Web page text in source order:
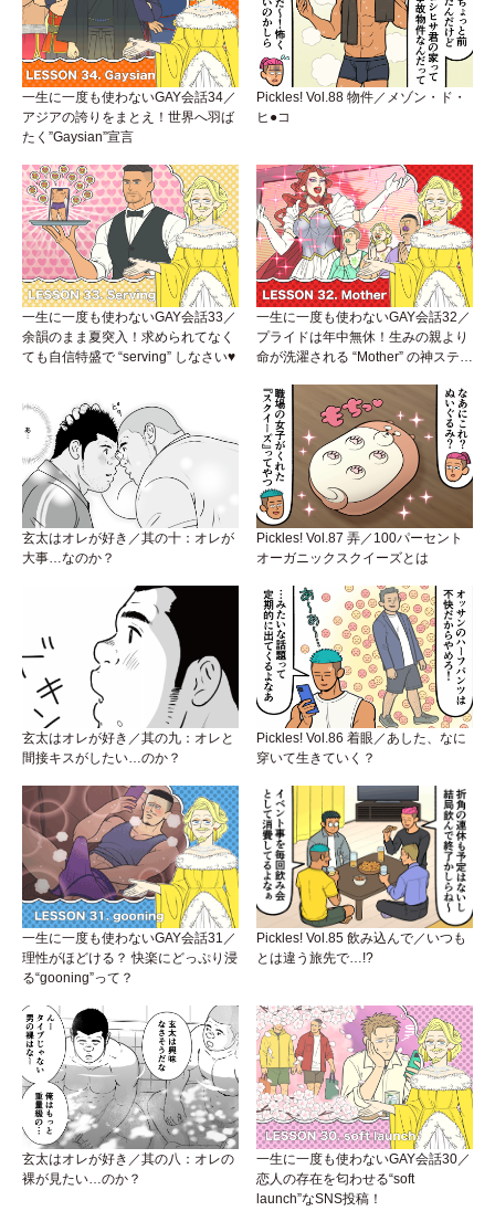
一生に一度も使わないGAY会話34／
アジアの誇りをまとえ！世界へ羽ば
たく”Gaysian”宣言
Pickles! Vol.88 物件／メゾン・ド・
ヒ●コ
一生に一度も使わないGAY会話33／
余韻のまま夏突入！求められてなく
ても自信特盛で “serving” しなさい♥
一生に一度も使わないGAY会話32／
プライドは年中無休！生みの親より
命が洗濯される “Mother” の神ステー
玄太はオレが好き／其の十：オレが
大事…なのか？
Pickles! Vol.87 弄／100パーセント
オーガニックスクイーズとは
玄太はオレが好き／其の九：オレと
間接キスがしたい…のか？
Pickles! Vol.86 着眼／あした、なに
穿いて生きていく？
一生に一度も使わないGAY会話31／
理性がほどける？ 快楽にどっぷり浸
る“gooning”って？
Pickles! Vol.85 飲み込んで／いつも
とは違う旅先で…!?
玄太はオレが好き／其の八：オレの
裸が見たい…のか？
一生に一度も使わないGAY会話30／
恋人の存在を匂わせる“soft
launch”なSNS投稿！